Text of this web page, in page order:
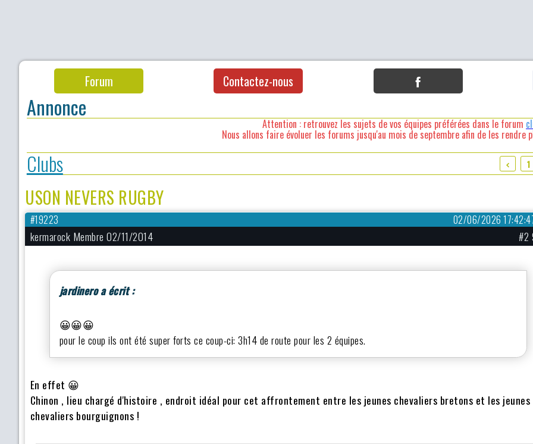
Forum Contactez-nous
Annonce
Attention : retrouvez les sujets de vos équipes préférées dans le forum
Nous allons faire évoluer les forums jusqu'au mois de septembre afin de les rendre
Clubs 1
USON NEVERS RUGBY
02/06/2026
#19223
kermarock Membre 02/11/2014 #2
jardinero a écrit :
😀😀😀
pour le coup ils ont été super forts ce coup-ci: 3h14 de route pour les 2 équipes.
En effet 😀
Chinon , lieu chargé d'histoire , endroit idéal pour cet affrontement entre les jeunes chevaliers bretons et les jeunes
chevaliers bourguignons !